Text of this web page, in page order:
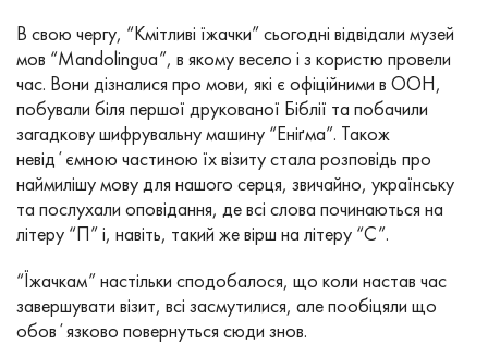
В свою чергу, “Кмітливі їжачки” сьогодні відвідали музей
мов “Mandolingua”, в якому весело і з користю провели
час. Вони дізналися про мови, які є офіційними в ООН,
побували біля першої друкованої Біблії та побачили
загадкову шифрувальну машину “Еніґма”. Також
невідʼємною частиною їх візиту стала розповідь про
наймилішу мову для нашого серця, звичайно, українську
та послухали оповідання, де всі слова починаються на
літеру “П” і, навіть, такий же вірш на літеру “С”.
“Їжачкам” настільки сподобалося, що коли настав час
завершувати візит, всі засмутилися, але пообіцяли що
обовʼязково повернуться сюди знов.